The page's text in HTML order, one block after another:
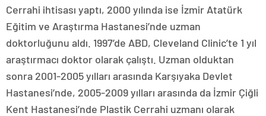
Cerrahi ihtisası yaptı, 2000 yılında ise İzmir Atatürk
Eğitim ve Araştırma Hastanesi’nde uzman
doktorluğunu aldı. 1997’de ABD, Cleveland Clinic’te 1 yıl
araştırmacı doktor olarak çalıştı. Uzman olduktan
sonra 2001-2005 yılları arasında Karşıyaka Devlet
Hastanesi’nde, 2005-2009 yılları arasında da İzmir Çiğli
Kent Hastanesi’nde Plastik Cerrahi uzmanı olarak